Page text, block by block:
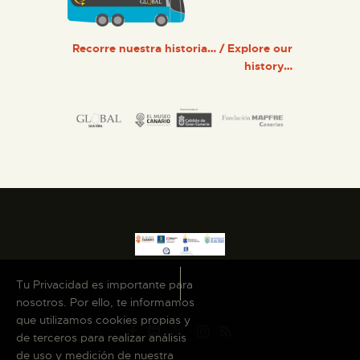
Recorre nuestra historia… / Explore our
history…
Tu Privacidad es importante para
nosotros. Por ello, te informamos
que utilizamos cookies propias y
de terceros para realizar análisis
de uso y medición de nuestra